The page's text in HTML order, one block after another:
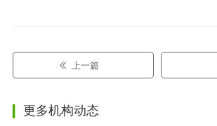
上一篇
更多机构动态